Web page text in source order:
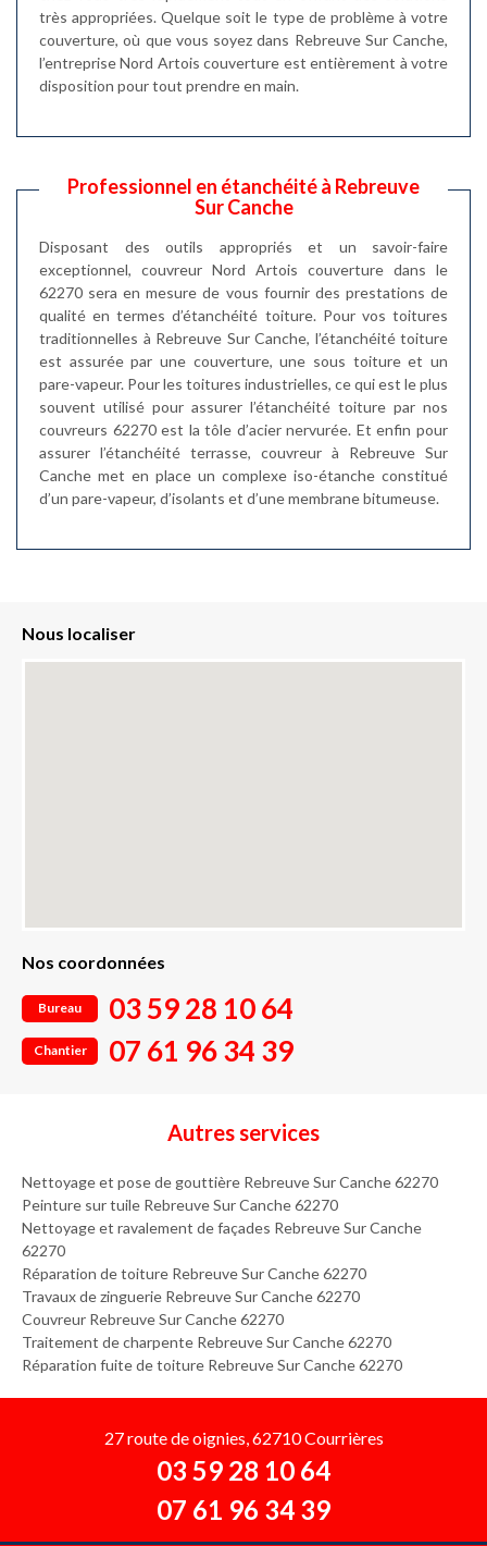
très appropriées. Quelque soit le type de problème à votre
couverture, où que vous soyez dans Rebreuve Sur Canche,
l’entreprise Nord Artois couverture est entièrement à votre
disposition pour tout prendre en main.
Professionnel en étanchéité à Rebreuve
Sur Canche
Disposant des outils appropriés et un savoir-faire
exceptionnel, couvreur Nord Artois couverture dans le
62270 sera en mesure de vous fournir des prestations de
qualité en termes d’étanchéité toiture. Pour vos toitures
traditionnelles à Rebreuve Sur Canche, l’étanchéité toiture
est assurée par une couverture, une sous toiture et un
pare-vapeur. Pour les toitures industrielles, ce qui est le plus
souvent utilisé pour assurer l’étanchéité toiture par nos
couvreurs 62270 est la tôle d’acier nervurée. Et enfin pour
assurer l’étanchéité terrasse, couvreur à Rebreuve Sur
Canche met en place un complexe iso-étanche constitué
d’un pare-vapeur, d’isolants et d’une membrane bitumeuse.
Nous localiser
Nos coordonnées
Bureau 03 59 28 10 64
Chantier 07 61 96 34 39
Autres services
Nettoyage et pose de gouttière Rebreuve Sur Canche 62270
Peinture sur tuile Rebreuve Sur Canche 62270
Nettoyage et ravalement de façades Rebreuve Sur Canche
62270
Réparation de toiture Rebreuve Sur Canche 62270
Travaux de zinguerie Rebreuve Sur Canche 62270
Couvreur Rebreuve Sur Canche 62270
Traitement de charpente Rebreuve Sur Canche 62270
Réparation fuite de toiture Rebreuve Sur Canche 62270
27 route de oignies, 62710 Courrières
03 59 28 10 64
07 61 96 34 39